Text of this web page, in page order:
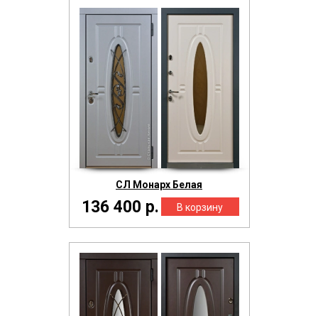
СЛ Монарх Белая
136 400 р.